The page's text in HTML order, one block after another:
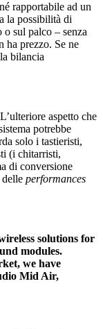
rapportabile ad un
la possibilità di
sul palco – senza
ha prezzo. Se ne
bilancia
aspetto che
potrebbe
solo i tastieristi,
(i chitarristi,
di conversione
performances
solutions for
modules.
we have
Mid Air,